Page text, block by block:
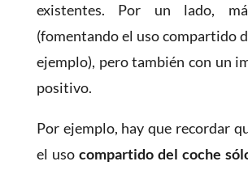
existentes. Por un lado,
(fomentando el uso compartido
ejemplo), pero también con un
positivo.
Por ejemplo, hay que recordar
el uso compartido del coche